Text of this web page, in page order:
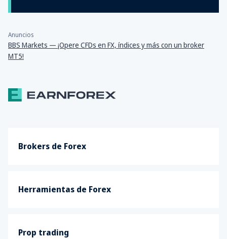
Anuncios
BBS Markets — ¡Opere CFDs en FX, índices y más con un broker
MT5!
Brokers de Forex
Herramientas de Forex
Prop trading